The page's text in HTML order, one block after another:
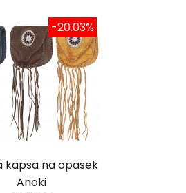
kapsa na opasek
Anoki
-20.03%